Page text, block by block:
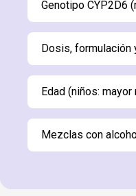
Genotipo CYP2D6
Dosis, formulación
Edad (niños:
Mezclas con